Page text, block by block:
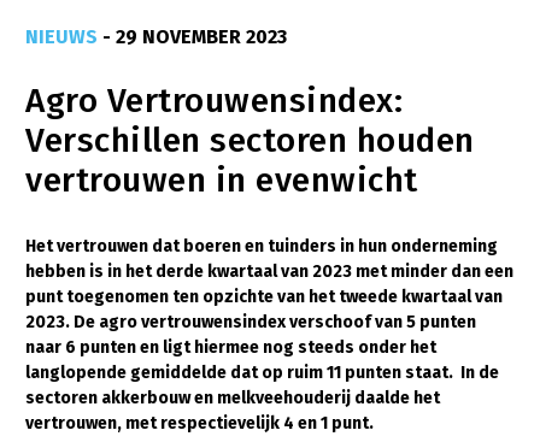
Goed eten
Mooi groen
Sterk ondernemerschap
Transitiepaden
Thema’s
Gezonde planten
Gezonde dieren
Natuur, klimaat en energie
NIEUWS - 29 NOVEMBER 2023
Agro Vertrouwensindex:
Verschillen sectoren houden
vertrouwen in evenwicht
Het vertrouwen dat boeren en tuinders in hun onderneming
hebben is in het derde kwartaal van 2023 met minder dan een
punt toegenomen ten opzichte van het tweede kwartaal van
2023. De agro vertrouwensindex verschoof van 5 punten
naar 6 punten en ligt hiermee nog steeds onder het
langlopende gemiddelde dat op ruim 11 punten staat. In de
sectoren akkerbouw en melkveehouderij daalde het
vertrouwen, met respectievelijk 4 en 1 punt.